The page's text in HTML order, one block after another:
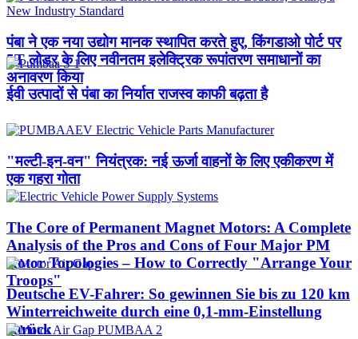
पंबा ने एक नया उद्योग मानक स्थापित करते हुए, किंगडाओ पोर्ट पर
5T लोडर के लिए नवीनतम इलेक्ट्रिक रूपांतरण समाधानों का
अनावरण किया
ईवी उत्पादों से पंबा का निर्यात राजस्व काफी बढ़ता है
"मल्टी-इन-वन" नियंत्रक: नई ऊर्जा वाहनों के लिए एकीकरण में
एक गहरा गोता
The Core of Permanent Magnet Motors: A Complete
Analysis of the Pros and Cons of Four Major PM
Rotor Topologies – How to Correctly "Arrange Your
Troops"
Deutsche EV-Fahrer: So gewinnen Sie bis zu 120 km
Winterreichweite durch eine 0,1-mm-Einstellung
zurück